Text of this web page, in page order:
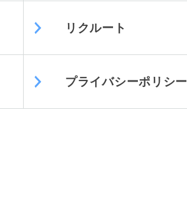
リクルート
プライバシーポリシー